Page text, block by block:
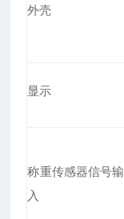
外壳
显示
称重传感器信号输
入